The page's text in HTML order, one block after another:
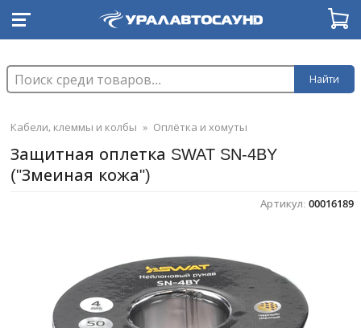
Найти
Кабели, клеммы и колбы » Оплётка и хомуты
Защитная оплетка SWAT SN-4BY
("Змеиная кожа")
Артикул: 00016189